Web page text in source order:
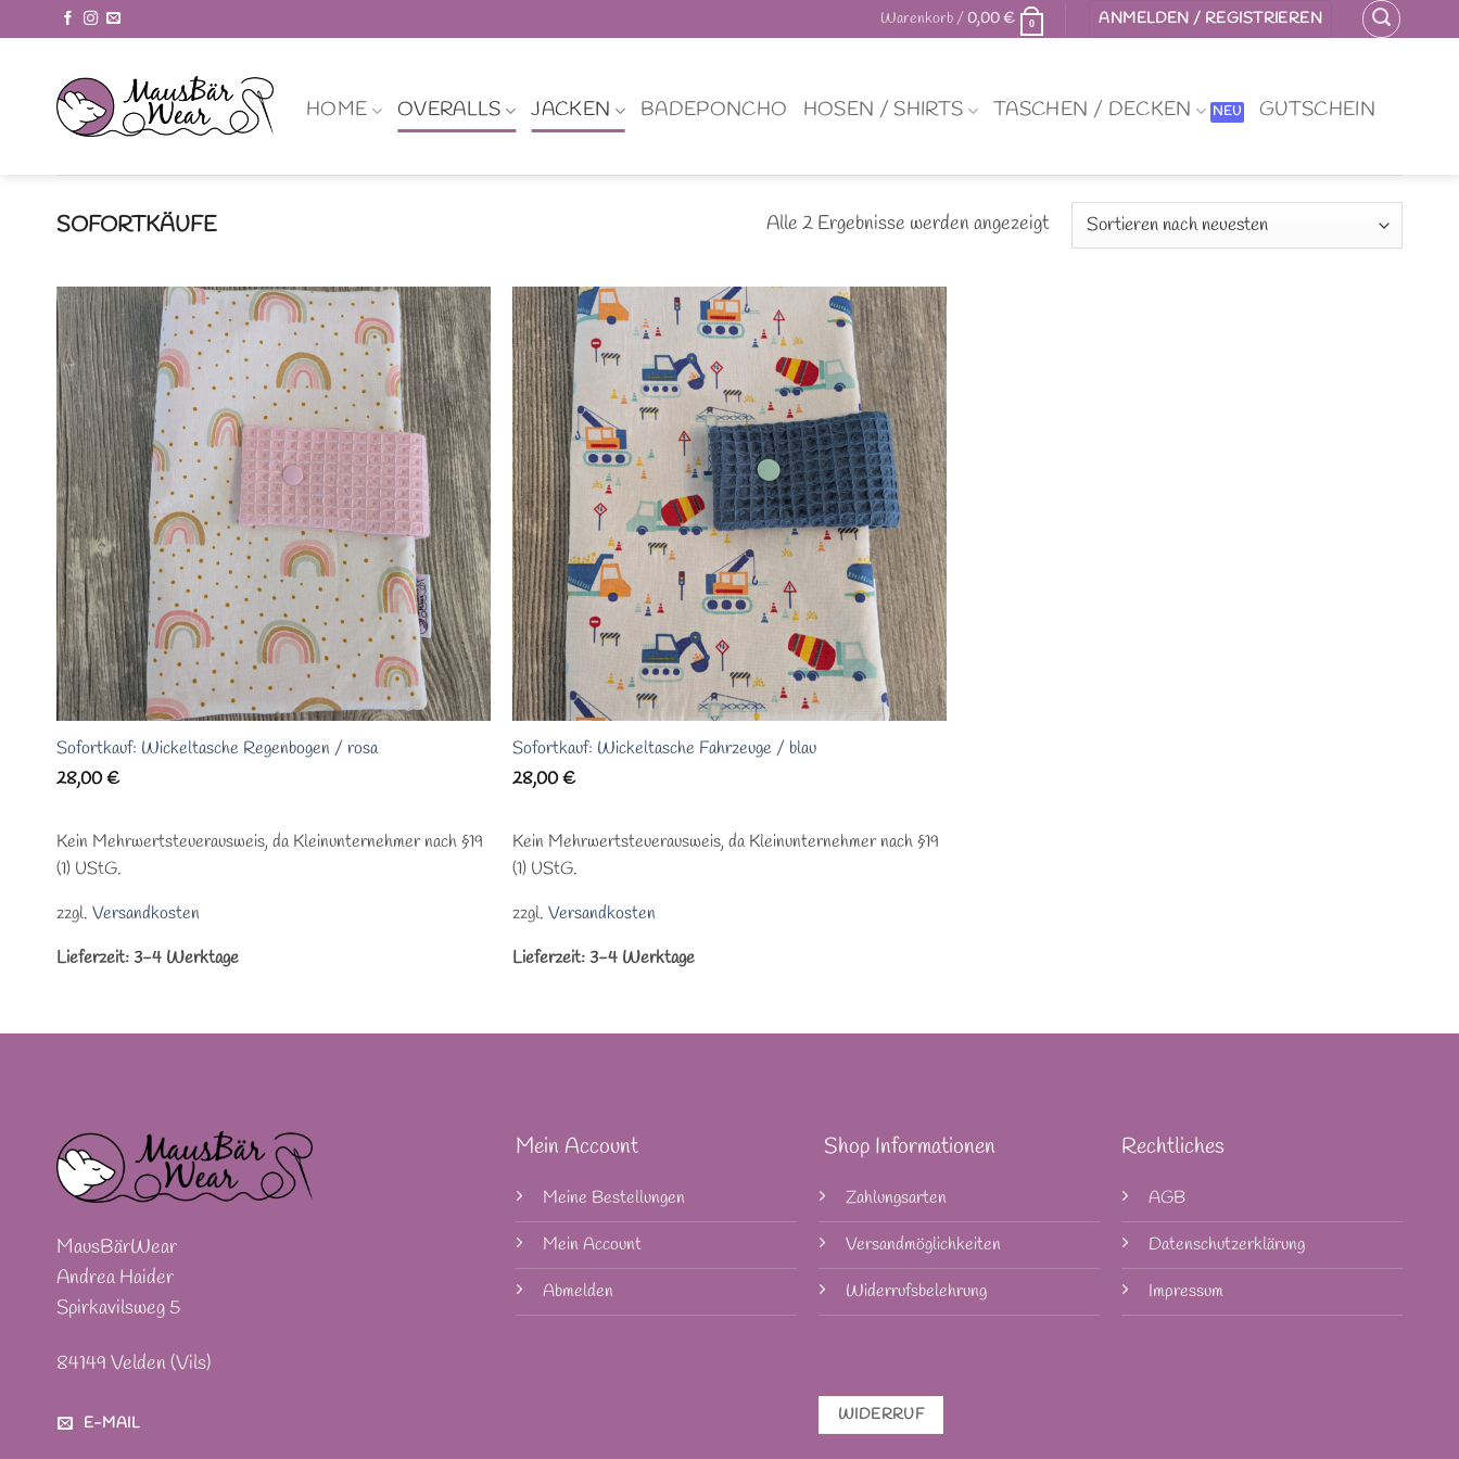
Inhalt
Warenkorb /0,00€ 0 ANMELDEN / REGISTRIEREN
HOME OVERALLS JACKEN BADEPONCHO HOSEN / SHIRTS TASCHEN / DECKEN GUTSCHEIN
SOFORTKÄUFE Alle 2 Ergebnisse werden angezeigtNach
neuesten
Sofortkauf: Wickeltasche Regenbogen / rosa
28,00€
Kein Mehrwertsteuerausweis, da Kleinunternehmer nach §19
(1) UStG.
zzgl. Versandkosten
Lieferzeit:3-4 Werktage
Sofortkauf: Wickeltasche Fahrzeuge / blau
28,00€
Kein Mehrwertsteuerausweis, da Kleinunternehmer nach §19
(1) UStG.
zzgl. Versandkosten
Lieferzeit:3-4 Werktage
MausBärWear
Andrea Haider
Spirkavilsweg 5
84149 Velden (Vils)
E-MAIL
Mein Account
Meine Bestellungen
Mein Account
Abmelden
Shop Informationen
Zahlungsarten
Versandmöglichkeiten
Widerrufsbelehrung
WIDERRUF
Rechtliches
AGB
Datenschutzerklärung
Impressum